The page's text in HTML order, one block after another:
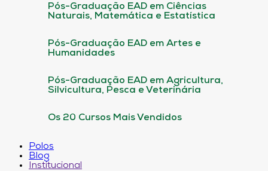
Pós-Graduação EAD em Ciências
Naturais, Matemática e Estatística
Pós-Graduação EAD em Artes e
Humanidades
Pós-Graduação EAD em Agricultura,
Silvicultura, Pesca e Veterinária
Os 20 Cursos Mais Vendidos
Polos
Blog
Institucional